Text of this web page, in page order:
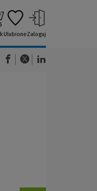
UlubioneZaloguj
(Nowe okno)(Link do innej strony)